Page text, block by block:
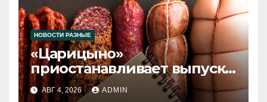
НОВОСТИ РАЗНЫЕ
«Царицыно»
приостанавливает выпуск
продукции
АВГ 4, 2026 ADMIN